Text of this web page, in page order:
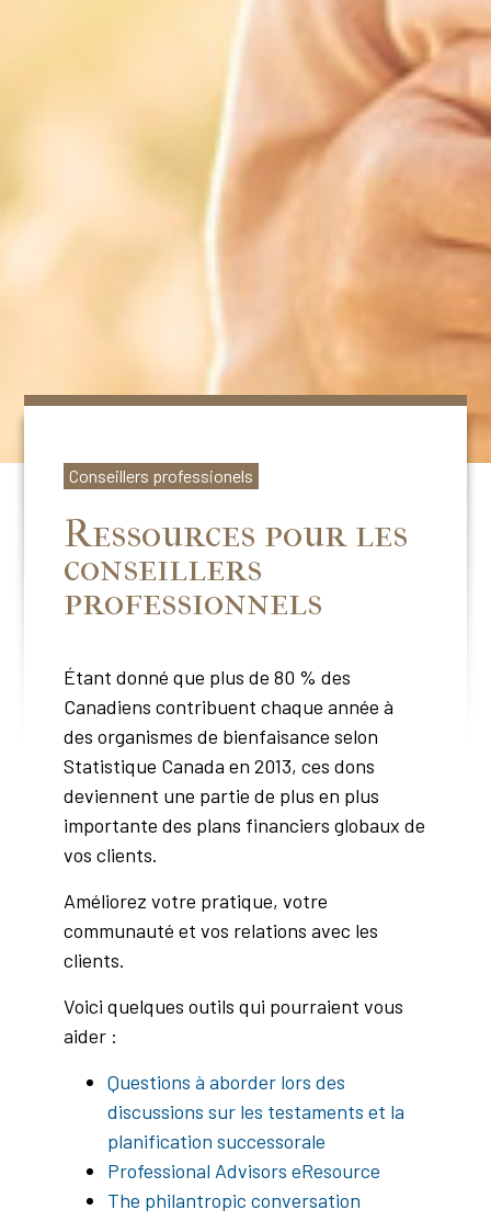
Conseillers professionels
Ressources pour les
conseillers
professionnels
Étant donné que plus de 80 % des
Canadiens contribuent chaque année à
des organismes de bienfaisance selon
Statistique Canada en 2013, ces dons
deviennent une partie de plus en plus
importante des plans financiers globaux de
vos clients.
Améliorez votre pratique, votre
communauté et vos relations avec les
clients.
Voici quelques outils qui pourraient vous
aider :
Questions à aborder lors des
discussions sur les testaments et la
planification successorale
Professional Advisors eResource
The philantropic conversation